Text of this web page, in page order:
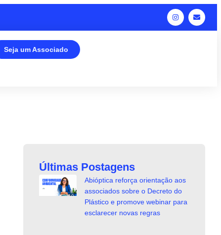
Seja um Associado
Últimas Postagens
Abióptica reforça orientação aos
associados sobre o Decreto do
Plástico e promove webinar para
esclarecer novas regras